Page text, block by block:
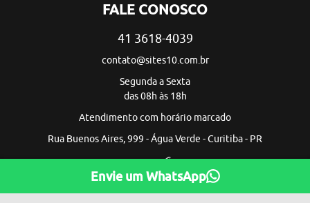
FALE CONOSCO
41 3618-4039
contato@sites10.com.br
Segunda a Sexta
das 08h às 18h
Atendimento com horário marcado
Rua Buenos Aires, 999 - Água Verde - Curitiba - PR
Envie um WhatsApp